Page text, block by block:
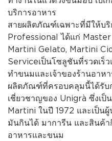
บริการอาหาร
สายผลิตภัณฑ์เฉพาะที่มีให้บ
Professional ได้แก่
Martini Gelato, Martini
Serviceเป็นโซลูชันที่รวดเร็
ทำขนมและเจ้าของร้านอาหา
ผลิตภัณฑ์ที่ครอบคลุมนี้ได้รับ
เชี่ยวชาญของ Unigrà ซึ่งเป็
Martini ในปี 1972 และเป็น
มันกินได้ มาการีน และสินค้า
อาหารและขนม